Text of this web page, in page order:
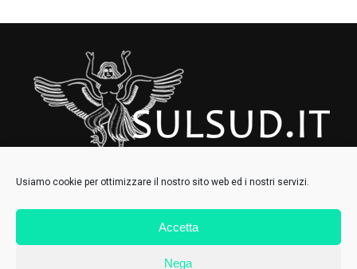
Usiamo cookie per ottimizzare il nostro sito web ed i nostri servizi.
Accetta
Nega